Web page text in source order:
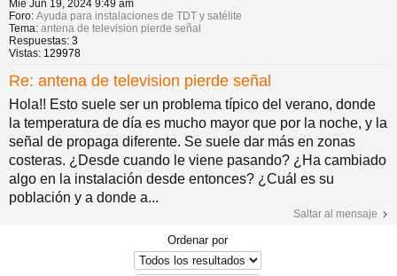
Mié Jun 19, 2024 9:49 am
Foro: Ayuda para instalaciones de TDT y satélite
Tema: antena de television pierde señal
Respuestas: 3
Vistas: 129978
Re: antena de television pierde señal
Hola!! Esto suele ser un problema típico del verano, donde
la temperatura de día es mucho mayor que por la noche, y la
señal de propaga diferente. Se suele dar más en zonas
costeras. ¿Desde cuando le viene pasando? ¿Ha cambiado
algo en la instalación desde entonces? ¿Cuál es su
población y a donde a...
Saltar al mensaje
Ordenar por